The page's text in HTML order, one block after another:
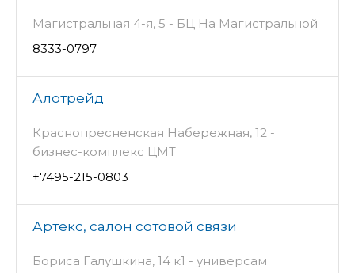
Магистральная 4-я, 5 - БЦ На Магистральной
8333-0797
Алотрейд
Краснопресненская Набережная, 12 -
бизнес-комплекс ЦМТ
+7495-215-0803
Артекс, салон сотовой связи
Бориса Галушкина, 14 к1 - универсам